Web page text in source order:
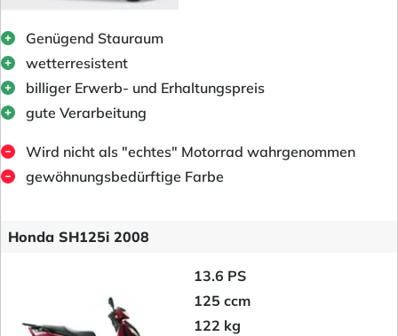
Genügend Stauraum
wetterresistent
billiger Erwerb- und Erhaltungspreis
gute Verarbeitung
Wird nicht als "echtes" Motorrad wahrgenommen
gewöhnungsbedürftige Farbe
Honda SH125i 2008
13.6 PS
125 ccm
122 kg